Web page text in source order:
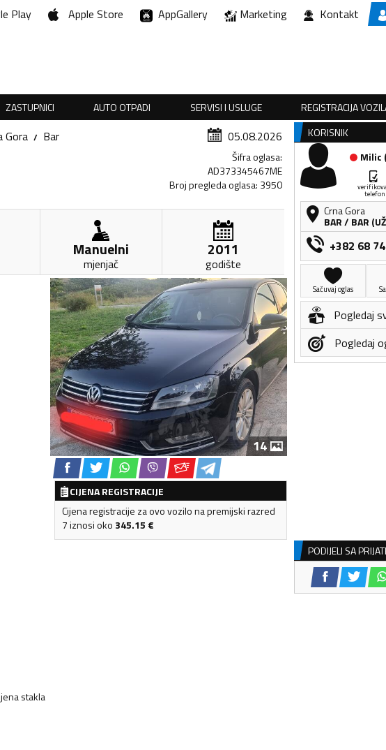
Play Apple Store AppGallery Marketing Kontakt
ZASTUPNICI AUTO OTPADI SERVISI I USLUGE REGISTRACIJA
Gora Bar 05.08.2026
Šifra oglasa:
AD373345467ME
Broj pregleda oglasa: 3950
Manuelni
mjenjač
2011
godište
14
CIJENA REGISTRACIJE
Cijena registracije za ovo vozilo na premijski razred
7 iznosi oko 345.15 €
stakla
KORISNIK
Milic (
telefon
Crna Gora
BAR/ BAR
+382 68
Sačuvaj oglas
Pogledaj
Pogledaj
PODIJELI SA